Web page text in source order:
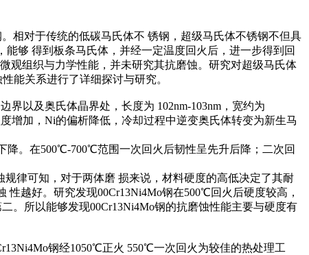
相对于传统的低碳马氏体不 锈钢，超级马氏体不锈钢不但具
够 得到板条马氏体，并经一定温度回火后，进一步得到回
观组织与力学性能，并未研究其抗磨蚀。研究对超级马氏体
能关系进行了详细探讨与研究。
以及奥氏体晶界处，长度为 102nm-103nm，宽约为
增加，Ni的偏析降低，冷却过程中逆变奥氏体转变为新生马
降。在500℃-700℃范围一次回火后韧性呈先升后降；二次回
律可知，对于两体磨 损来说，材料硬度的高低决定了其耐
越好。研究发现00Cr13Ni4Mo钢在500℃回火后硬度较高，
所以能够发现00Cr13Ni4Mo钢的抗磨蚀性能主要与硬度有
钢经1050℃正火 550℃一次回火为较佳的热处理工